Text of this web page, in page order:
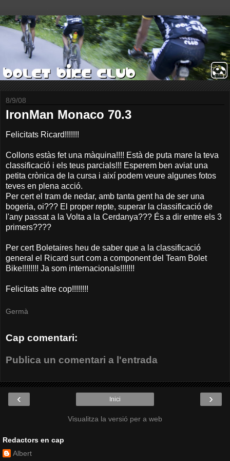
8/9/08
IronMan Monaco 70.3
Felicitats Ricard!!!!!!!
Collons estàs fet una màquina!!!! Està de puta mare la teva
classificació i els teus parcials!!! Esperem ben aviat una
petita crònica de la cursa i així podem veure algunes fotos
teves en plena acció.
Per cert el tram de nedar, amb tanta gent ha de ser una
bogeria, oi??? El proper repte, superar la classificació de
l'any passat a la Volta a la Cerdanya??? És a dir entre els 3
primers????
Per cert Boletaires heu de saber que a la classificació
general el Ricard surt com a component del Team Bolet
Bike!!!!!!!! Ja som internacionals!!!!!!!
Felicitats altre cop!!!!!!!!
Germà
Cap comentari:
Publica un comentari a l'entrada
‹ ›
Inici
Visualitza la versió per a web
Redactors en cap
Albert